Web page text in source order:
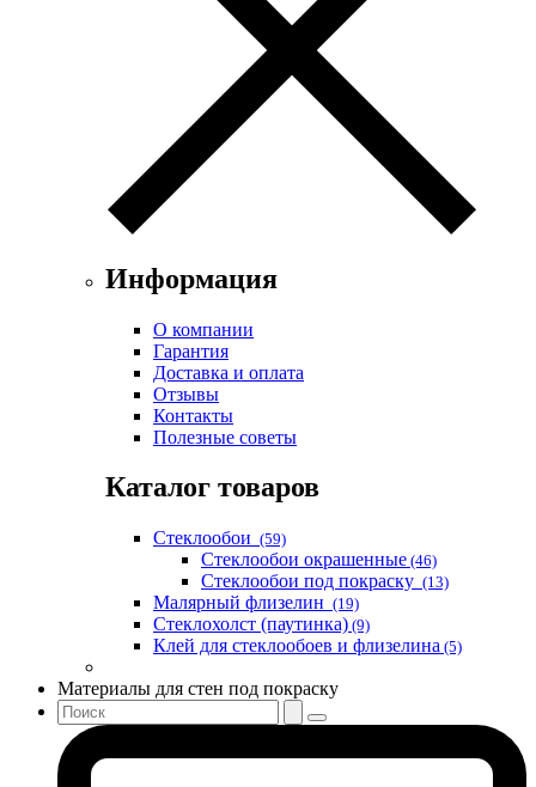
Информация
О компании
Гарантия
Доставка и оплата
Отзывы
Контакты
Полезные советы
Каталог товаров
Стеклообои (59)
Стеклообои окрашенные (46)
Стеклообои под покраску (13)
Малярный флизелин (19)
Стеклохолст (паутинка) (9)
Клей для стеклообоев и флизелина (5)
Материалы для стен под покраску